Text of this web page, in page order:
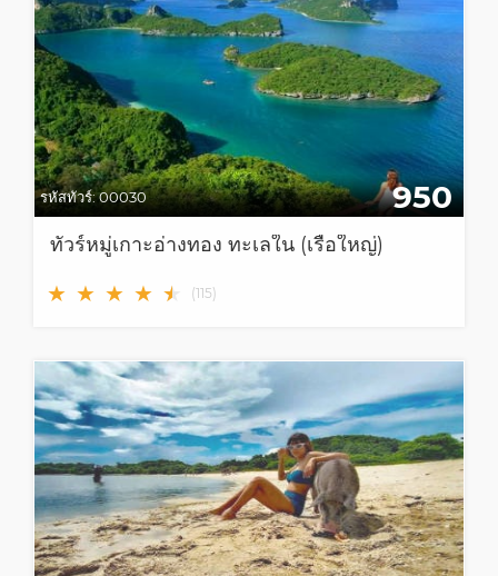
รหัสทัวร์:00030 950
ทัวร์หมู่เกาะอ่างทอง ทะเลใน (เรือใหญ่)
★ ★ ★ ★ ★
★ (115)